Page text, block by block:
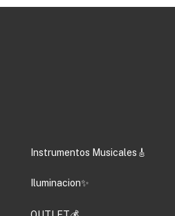
Instrumentos Musicales🎸
Iluminacion✨